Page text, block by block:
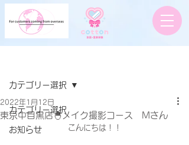
カテゴリー選択
お知らせ
カテゴリー選択
東京中目黒店🐣メイク撮影コース Mさん
2022年1月12日
こんにちは！！